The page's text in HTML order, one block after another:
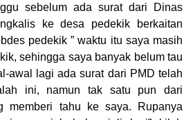
sebelum ada surat dari Dinas
ke desa pedekik berkaitan
pedekik ” waktu itu saya masih
sehingga saya banyak belum tau
awal lagi ada surat dari PMD telah
ini, namun tak satu pun dari
memberi tahu ke saya. Rupanya